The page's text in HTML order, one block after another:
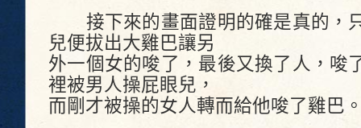
接下來的畫面證明的確是真的，
兒便拔出大雞巴讓另
外一個女的唆了，最後又換了人，唆
裡被男人操屁眼兒，
而剛才被操的女人轉而給他唆了雞巴